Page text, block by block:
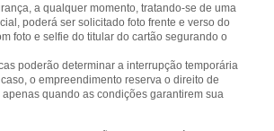
a qualquer momento, tratando-se de uma
poderá ser solicitado foto frente e verso do
foto e selfie do titular do cartão segurando o
poderão determinar a interrupção temporária
o empreendimento reserva o direito de
quando as condições garantirem sua